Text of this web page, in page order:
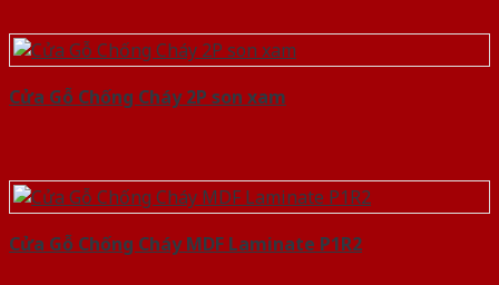
Cửa Gỗ Chống Cháy 2P son xam
Cửa Gỗ Chống Cháy MDF Laminate P1R2